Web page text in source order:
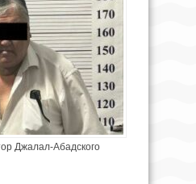
Джалал-Абадского